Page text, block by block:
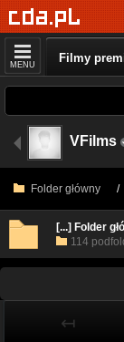
MENU Filmy
VFilms
Folder główny /
[...] Folder
114
↤